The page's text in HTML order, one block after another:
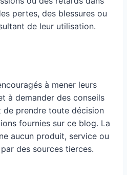
pertes, des blessures ou
de leur utilisation.
à mener leurs
à demander des conseils
de prendre toute décision
fournies sur ce blog. La
aucun produit, service ou
des sources tierces.